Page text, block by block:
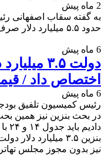
2 ماه پیش
به گفته سقاب اصفهانی
حدود ۵.۵ میلیارد دلار صرف واردات بنزین شد.
6 ماه پیش
دولت ۳.۵
اختصاص داد /
6 ماه پیش
در بحث بنزین نیز همین
بنزین ۳.۵
نیز بدون مجوز مجلس تهاتر